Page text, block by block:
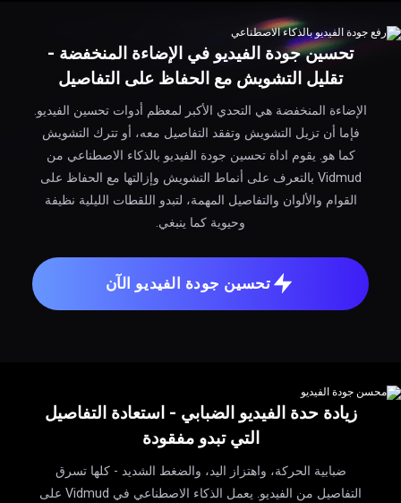
تحسين جودة الفيديو في الإضاءة المنخفضة -
تقليل التشويش مع الحفاظ على التفاصيل
الإضاءة المنخفضة هي التحدي الأكبر لمعظم أدوات تحسين الفيديو.
فإما أن تزيل التشويش وتفقد التفاصيل معه، أو تترك التشويش
كما هو. يقوم اداة تحسين جودة الفيديو بالذكاء الاصطناعي من
Vidmud بالتعرف على أنماط التشويش وإزالتها مع الحفاظ على
القوام والألوان والتفاصيل المهمة، لتبدو اللقطات الليلية نظيفة
وحيوية كما ينبغي.
تحسين جودة الفيديو الآن
زيادة حدة الفيديو الضبابي - استعادة التفاصيل
التي تبدو مفقودة
ضبابية الحركة، واهتزاز اليد، والضغط الشديد - كلها تسرق
التفاصيل من الفيديو. يعمل الذكاء الاصطناعي في Vidmud على